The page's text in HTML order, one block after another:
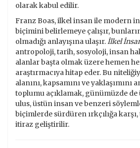
olarak kabul edilir.
Franz Boas, ilkel insan ile modern
biçimini belirlemeye çalışır,
olmadığı anlayışına ulaşır.İlkel
antropoloji, tarih, sosyoloji, insan
alanlar başta olmak üzere hemen
araştırmacıya hitap eder. Bu
alanını, kapsamını ve yaklaşımını
toplumu açıklamak, günümüzde de
ulus, üstün insan ve benzeri
biçimlerde sürdüren ırkçılığa
itiraz geliştirilir.